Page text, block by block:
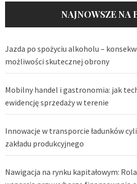
NAJNOWSZE NA
Jazda po spożyciu alkoholu –
możliwości skutecznej obrony
Mobilny handel i gastronomia: jak
ewidencję sprzedaży w terenie
Innowacje w transporcie ładunków
zakładu produkcyjnego
Nawigacja na rynku kapitałowym: